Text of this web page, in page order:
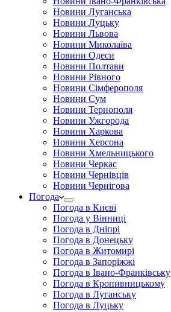
Новини Луганська
Новини Луцьку
Новини Львова
Новини Миколаїва
Новини Одеси
Новини Полтави
Новини Рівного
Новини Сімферополя
Новини Сум
Новини Тернополя
Новини Ужгорода
Новини Харкова
Новини Херсона
Новини Хмельницького
Новини Черкас
Новини Чернівців
Новини Чернігова
Погода
Погода в Києві
Погода у Вінниці
Погода в Дніпрі
Погода в Донецьку
Погода в Житомирі
Погода в Запоріжжі
Погода в Івано-Франківську
Погода в Кропивницькому
Погода в Луганську
Погода в Луцьку